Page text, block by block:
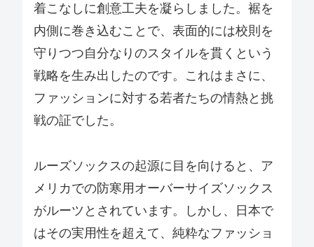
着こなしに創意工夫を凝らしました。裾を
内側に巻き込むことで、表面的には校則を
守りつつ自分なりのスタイルを貫くという
戦略を生み出したのです。これはまさに、
ファッションに対する若者たちの情熱と挑
戦の証でした。
ルーズソックスの起源に目を向けると、ア
メリカでの防寒用オーバーサイズソックス
がルーツとされています。しかし、日本で
はその実用性を超えて、純粋なファッショ